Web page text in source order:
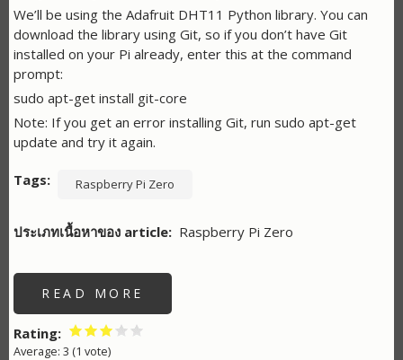
We’ll be using the Adafruit DHT11 Python library. You can
download the library using Git, so if you don’t have Git
installed on your Pi already, enter this at the command
prompt:
sudo apt-get install git-core
Note: If you get an error installing Git, run sudo apt-get
update and try it again.
Tags Raspberry Pi Zero
ประเภทเนื้อหาของ article Raspberry Pi Zero
READ MORE
โปรแกรม
Rating
Average: 3 (1 vote)